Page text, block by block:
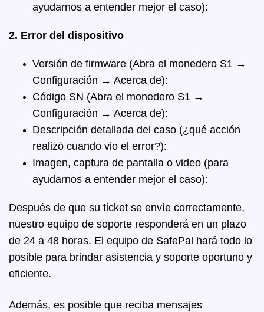
ayudarnos a entender mejor el caso):
2. Error del dispositivo
Versión de firmware (Abra el monedero S1 →
Configuración → Acerca de):
Código SN (Abra el monedero S1 →
Configuración → Acerca de):
Descripción detallada del caso (¿qué acción
realizó cuando vio el error?):
Imagen, captura de pantalla o video (para
ayudarnos a entender mejor el caso):
Después de que su ticket se envíe correctamente,
nuestro equipo de soporte responderá en un plazo
de 24 a 48 horas. El equipo de SafePal hará todo lo
posible para brindar asistencia y soporte oportuno y
eficiente.
Además, es posible que reciba mensajes